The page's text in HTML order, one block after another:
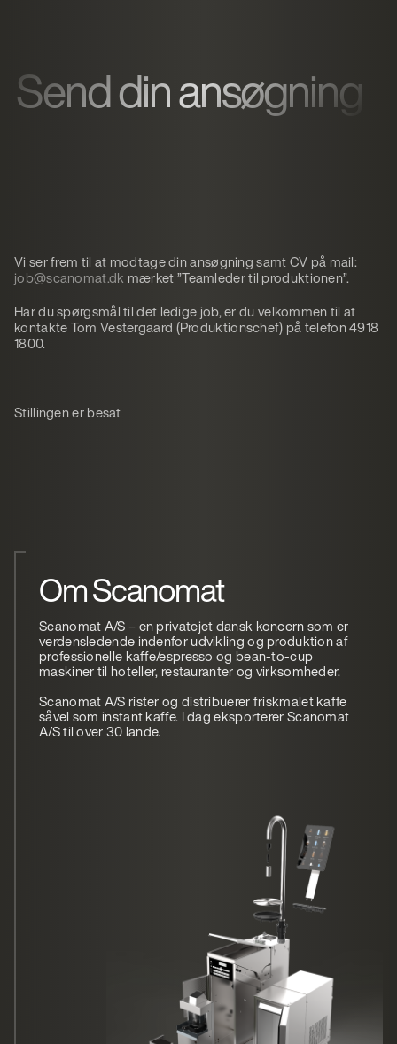
Send din ansøgning
Vi ser frem til at modtage din ansøgning samt CV på mail:
job@scanomat.dk mærket ”Teamleder til produktionen”.
Har du spørgsmål til det ledige job, er du velkommen til at
kontakte Tom Vestergaard (Produktionschef) på telefon 4918
1800.
Stillingen er besat
Om Scanomat
Scanomat A/S – en privatejet dansk koncern som er
verdensledende indenfor udvikling og produktion af
professionelle kaffe/espresso og bean-to-cup
maskiner til hoteller, restauranter og virksomheder.
Scanomat A/S rister og distribuerer friskmalet kaffe
såvel som instant kaffe. I dag eksporterer Scanomat
A/S til over 30 lande.